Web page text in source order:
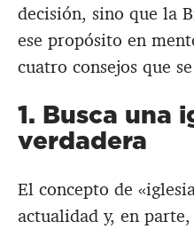
decisión, sino que la
ese propósito en
cuatro consejos que
1. Busca una
verdadera
El concepto de
actualidad y, en